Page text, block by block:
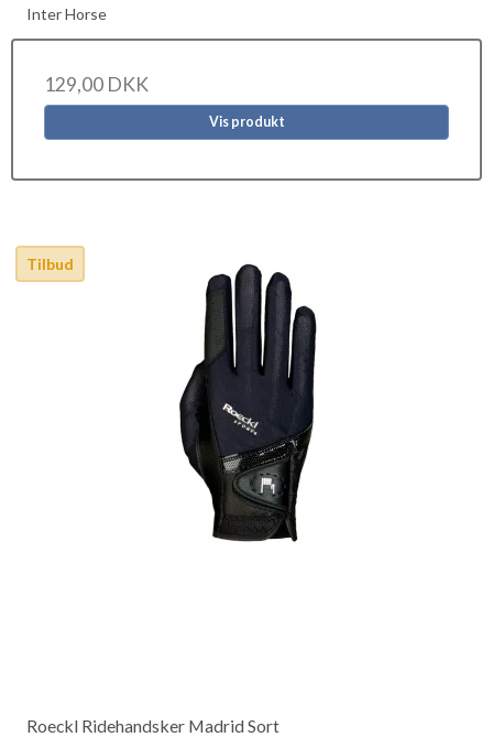
Inter Horse
129,00 DKK
Vis produkt
Tilbud
Roeckl Ridehandsker Madrid Sort